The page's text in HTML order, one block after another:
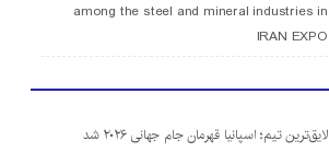
among the steel and mineral industries in
IRAN EXPO
لایق‌ترین تیم؛ اسپانیا قهرمان جام جهانی ۲۰۲۶ شد